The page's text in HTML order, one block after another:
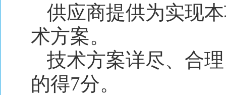
供应商提供为实现
术方案。
技术方案详尽、合
的得7分。